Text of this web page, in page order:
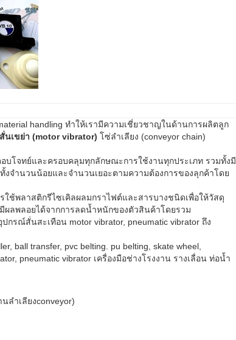
handling ทำให้เรามีความเชี่ยวชาญในด้านการผลิตลูก
นเขย่า (motor vibrator) โซ่ลำเลียง (conveyor chain)
บโจทย์และครอบคลุมทุกลักษณะการใช้งานทุกประเภท รวมทั้งมี
จำนวนน้อยและจำนวนเยอะตามความต้องการของลุกค้าโดย
ช้พลาสติกรีไซเคิลผลมกราไฟต์และสารบางชนิดเพื่อให้วัสดุ
ลพลอยได้จากการลดน้ำหนักของตัวสินค้าโดยรวม
รณ์สั่นสะเทือน motor vibrator, pneumatic vibrator ถึง
ball transfer, pvc belting. pu belting, skate wheel,
pneumatic vibrator เครื่องมือช่างโรงงาน รางเลื่อน ท่อน้ำ
ลำเลียงconveyor)